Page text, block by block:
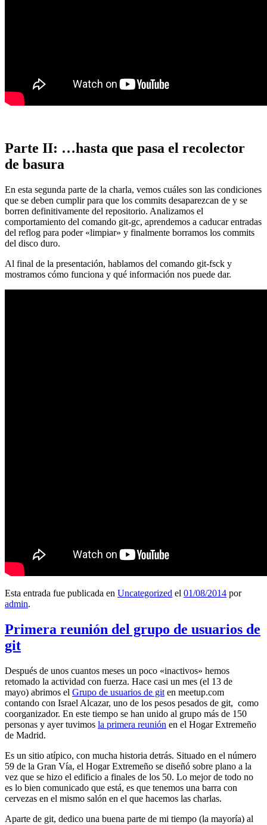
Parte II: …hasta que pasa el recolector
de basura
En esta segunda parte de la charla, vemos cuáles son las condiciones
que se deben cumplir para que los commits desaparezcan de y se
borren definitivamente del repositorio. Analizamos el
comportamiento del comando git-gc, aprendemos a caducar entradas
del reflog para poder «limpiar» y finalmente borramos los commits
del disco duro.
Al final de la presentación, hablamos del comando git-fsck y
mostramos cómo funciona y qué información nos puede dar.
Esta entrada fue publicada en Uncategorized el 01/08/2014 por
admin.
Primera reunión del grupo de usuarios de
git
Después de unos cuantos meses un poco «inactivos» hemos
retomado la actividad con fuerza. Hace casi un mes (el 13 de
mayo) abrimos el Grupo de usuarios de git en meetup.com
contando con Israel Alcazar, uno de los pesos pesados de git, como
coorganizador. En este tiempo se han unido al grupo más de 150
personas y ayer tuvimos la primera reunión en el Hogar Extremeño
de Madrid.
Es un sitio atípico, con mucha historia detrás. Situado en el número
59 de la Gran Vía, el Hogar Extremeño se diseñó sobre plano a la
vez que se hizo el edificio a finales de los 50. Lo mejor de todo no
es lo bien comunicado que está, es que tenemos una barra con
cervezas en el mismo salón en el que hacemos las charlas.
Aparte de git, dedico una buena parte de mi tiempo (la mayoría) al